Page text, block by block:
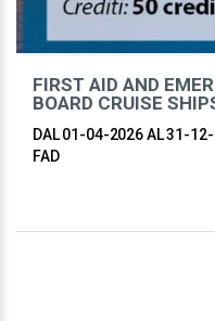
FIRST AID AND
BOARD CRUISE
DAL 01-04-2026AL 31-
FAD